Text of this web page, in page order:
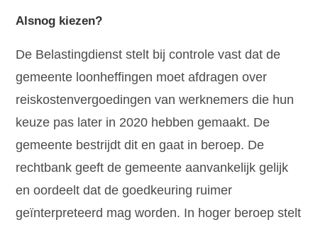
Alsnog kiezen?
De Belastingdienst stelt bij controle vast dat de
gemeente loonheffingen moet afdragen over
reiskostenvergoedingen van werknemers die hun
keuze pas later in 2020 hebben gemaakt. De
gemeente bestrijdt dit en gaat in beroep. De
rechtbank geeft de gemeente aanvankelijk gelijk
en oordeelt dat de goedkeuring ruimer
geïnterpreteerd mag worden. In hoger beroep stelt